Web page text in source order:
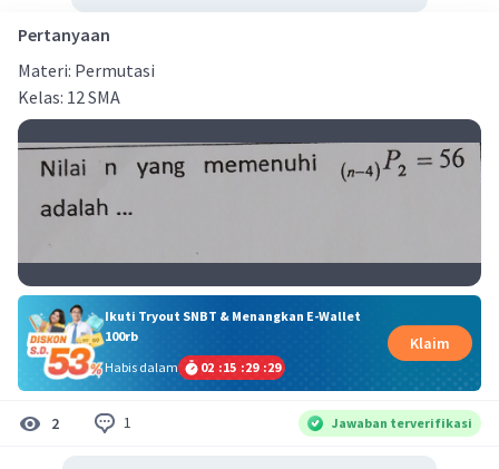
Pertanyaan
Materi: Permutasi
Kelas: 12 SMA
Ikuti Tryout SNBT & Menangkan E-Wallet
100rb
Habis dalam
02 :15 :29 :28
Klaim
2 1 Jawaban terverifikasi